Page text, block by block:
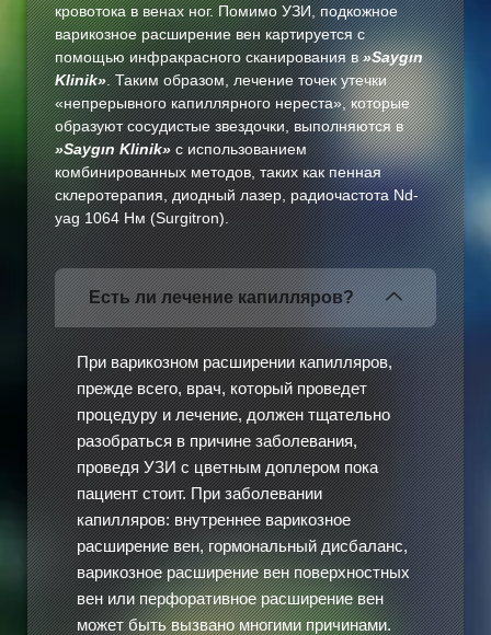
кровотока в венах ног. Помимо УЗИ, подкожное
варикозное расширение вен картируется с
помощью инфракрасного сканирования в»Saygın
Klinik». Таким образом, лечение точек утечки
«непрерывного капиллярного нереста», которые
образуют сосудистые звездочки, выполняются в
»Saygın Klinik» с использованием
комбинированных методов, таких как пенная
склеротерапия, диодный лазер, радиочастота Nd-
yag 1064 Нм (Surgitron).
Есть ли лечение капилляров?
При варикозном расширении капилляров,
прежде всего, врач, который проведет
процедуру и лечение, должен тщательно
разобраться в причине заболевания,
проведя УЗИ с цветным доплером пока
пациент стоит. При заболевании
капилляров: внутреннее варикозное
расширение вен, гормональный дисбаланс,
варикозное расширение вен поверхностных
вен или перфоративное расширение вен
может быть вызвано многими причинами.